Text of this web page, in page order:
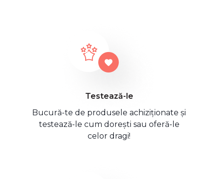
Testează-le
Bucură-te de produsele achiziționate și
testează-le cum dorești sau oferă-le
celor dragi!